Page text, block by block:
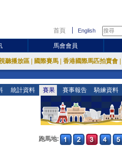
首頁 English
馬會會員
聽播放區 國際賽馬 香港國際馬匹拍賣會
統計資料 賽果 賽事報告 騎練資料
跑馬地: